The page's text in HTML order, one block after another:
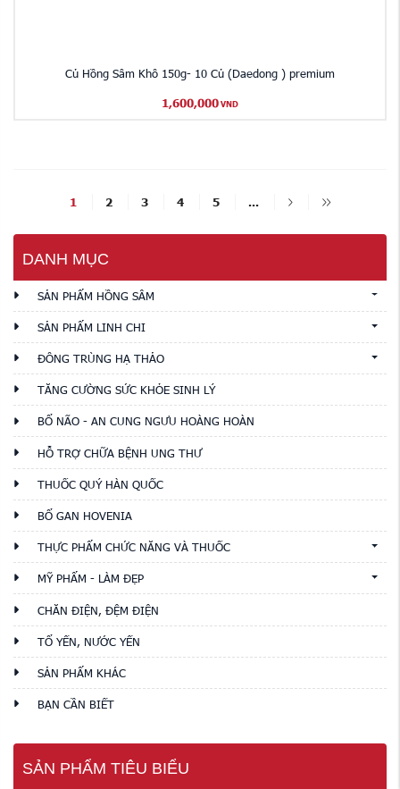
Củ Hồng Sâm Khô 150g- 10 Củ (Daedong ) premium
1,600,000 VND
1 2 3 4 5 ...
DANH MỤC
SẢN PHẨM HỒNG SÂM
SẢN PHẨM LINH CHI
ĐÔNG TRÙNG HẠ THẢO
TĂNG CƯỜNG SỨC KHỎE SINH LÝ
BỔ NÃO - AN CUNG NGƯU HOÀNG HOÀN
HỖ TRỢ CHỮA BỆNH UNG THƯ
THUỐC QUÝ HÀN QUỐC
BỔ GAN HOVENIA
THỰC PHẨM CHỨC NĂNG VÀ THUỐC
MỸ PHẨM - LÀM ĐẸP
CHĂN ĐIỆN, ĐỆM ĐIỆN
TỔ YẾN, NƯỚC YẾN
SẢN PHẨM KHÁC
BẠN CẦN BIẾT
SẢN PHẨM TIÊU BIỂU